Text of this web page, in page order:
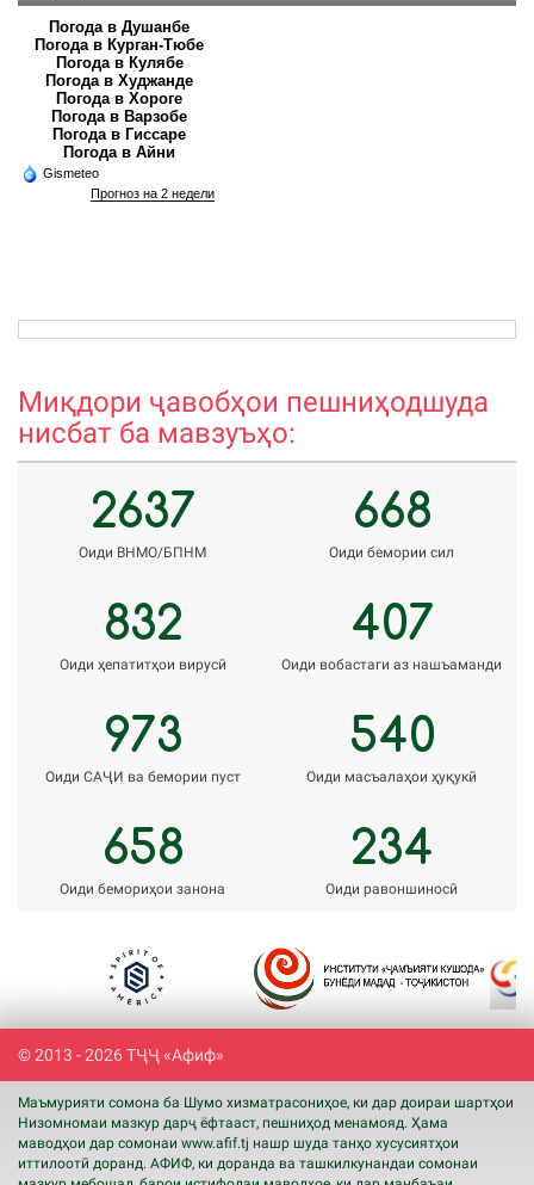
Погода в Душанбе
Погода в Курган-Тюбе
Погода в Кулябе
Погода в Худжанде
Погода в Хороге
Погода в Варзобе
Погода в Гиссаре
Погода в Айни
Gismeteo
Прогноз на 2 недели
Миқдори ҷавобҳои пешниҳодшуда
нисбат ба мавзуъҳо:
2637
Оиди ВНМО/БПНМ
668
Оиди бемории сил
832
Оиди ҳепатитҳои вирусӣ
407
Оиди вобастаги аз нашъаманди
973
Оиди САҶИ ва бемории пуст
540
Оиди масъалаҳои ҳуқукӣ
658
Оиди бемориҳои занона
234
Оиди равоншиносӣ
Next
© 2013 - 2026 ТҶҶ «Афиф»
Маъмурияти сомона ба Шумо хизматрасониҳое, ки дар доираи шартҳои
Низомномаи мазкур дарҷ ёфтааст, пешниҳод менамояд. Ҳама
маводҳои дар сомонаи www.afif.tj нашр шуда танҳо хусусиятҳои
иттилоотӣ доранд. АФИФ, ки доранда ва ташкилкунандаи сомонаи